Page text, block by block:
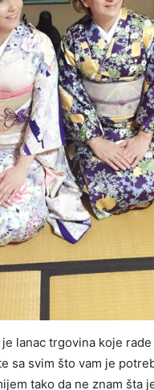
lanac trgovina koje
sa svim što vam je
tako da ne znam šta